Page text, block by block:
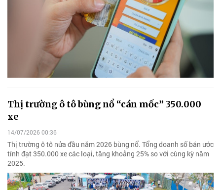
Thị trường ô tô bùng nổ “cán mốc” 350.000
xe
14/07/2026 00:36
Thị trường ô tô nửa đầu năm 2026 bùng nổ. Tổng doanh số bán ước
tính đạt 350.000 xe các loại, tăng khoảng 25% so với cùng kỳ năm
2025.